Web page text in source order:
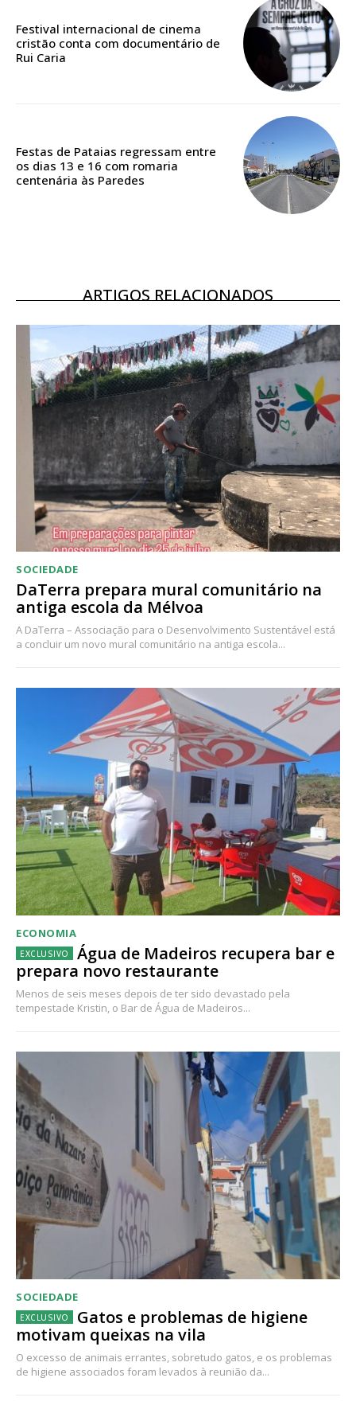
Acesso ao conteúdo online
Acesso aos conteúdos Exclusivos para
16€
12 meses
Acesso ao conteúdo online
Acesso aos conteúdos Exclusivos para
assinantes
Ofertas para assinatura anual
Escolha o plano
Festival internacional de cinema
cristão conta com documentário de
Rui Caria
Festas de Pataias regressam entre
os dias 13 e 16 com romaria
centenária às Paredes
ARTIGOS RELACIONADOS
SOCIEDADE
DaTerra prepara mural comunitário na
antiga escola da Mélvoa
A DaTerra – Associação para o Desenvolvimento Sustentável está
a concluir um novo mural comunitário na antiga escola...
ECONOMIA
Água de Madeiros recupera bar e
prepara novo restaurante
Menos de seis meses depois de ter sido devastado pela
tempestade Kristin, o Bar de Água de Madeiros...
SOCIEDADE
Gatos e problemas de higiene
motivam queixas na vila
O excesso de animais errantes, sobretudo gatos, e os problemas
de higiene associados foram levados à reunião da...